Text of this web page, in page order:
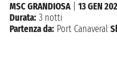
MSC GRANDIOSA| 13 GEN
Durata: 3 notti
Partenza da: Port Canaveral